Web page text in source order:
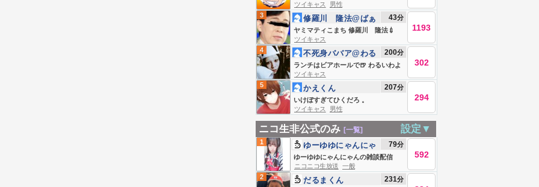
でやらせて！！
ツイキャス
男性
3
ヤミマティこまち 修羅川 隆法💉
修羅川 隆法@ばぁ
るくん
43分
1193
ツイキャス
4
ランチはビアホールで🍺 わるいわよ
不死身ババア@わる
いわよ
200分
302
ツイキャス
5
いけぼすぎてひくだろ 。
かえくん 207分
294
ツイキャス 男性
ニコ生非公式のみ [一覧] 設定▼
1
ゆーゆゆにゃんにゃんの雑談配信
ゆーゆゆにゃんにゃ
ん
79分
592
ニコニコ生放送 一般
2
だるまくん 231分